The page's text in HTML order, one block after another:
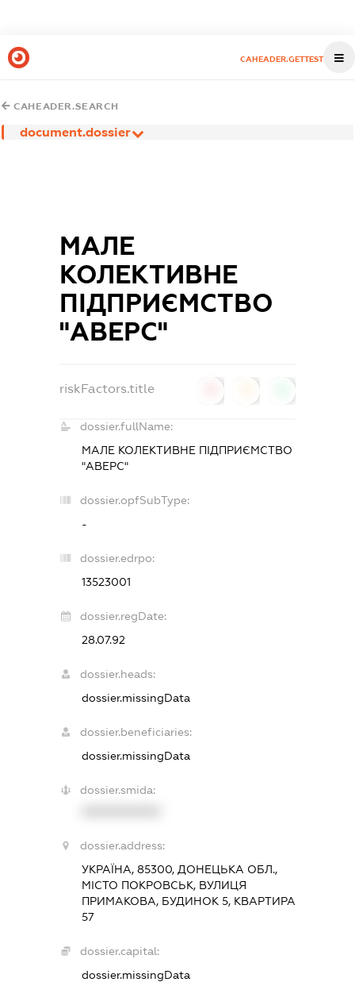
CAHEADER.GETTEST
CAHEADER.SEARCH
document.dossier
МАЛЕ
КОЛЕКТИВНЕ
ПІДПРИЄМСТВО
"АВЕРС"
riskFactors.title
dossier.fullName:
МАЛЕ КОЛЕКТИВНЕ ПІДПРИЄМСТВО
"АВЕРС"
dossier.opfSubType:
-
dossier.edrpo:
13523001
dossier.regDate:
28.07.92
dossier.heads:
dossier.missingData
dossier.beneficiaries:
dossier.missingData
dossier.smida:
dossier.address:
УКРАЇНА, 85300, ДОНЕЦЬКА ОБЛ.,
МІСТО ПОКРОВСЬК, ВУЛИЦЯ
ПРИМАКОВА, БУДИНОК 5, КВАРТИРА
57
dossier.capital:
dossier.missingData